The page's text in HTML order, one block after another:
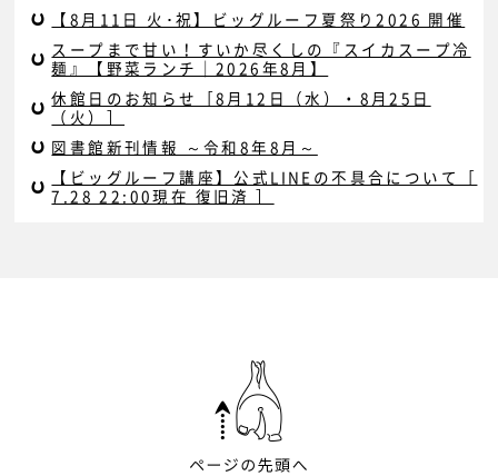
【8月11日 火･祝】ビッグルーフ夏祭り2026 開催
スープまで甘い！すいか尽くしの『スイカスープ冷
麺』【野菜ランチ｜2026年8月】
休館日のお知らせ［8月12日（水）・8月25日
（火）］
図書館新刊情報 ～令和8年8月～
【ビッグルーフ講座】公式LINEの不具合について［
7.28 22:00現在 復旧済 ］